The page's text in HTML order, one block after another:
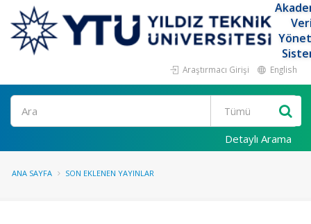
Araştırmacı Girişi English
Ara
Detaylı Arama
ANA SAYFA SON EKLENEN YAYINLAR